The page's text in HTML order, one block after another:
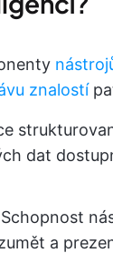
znalostí
dat
a